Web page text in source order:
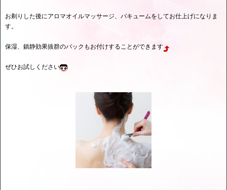
お剃りした後にアロマオイルマッサージ、バキュームをしてお仕上げになりま
す。
保湿、鎮静効果抜群のパックもお付けすることができます
ぜひお試しください